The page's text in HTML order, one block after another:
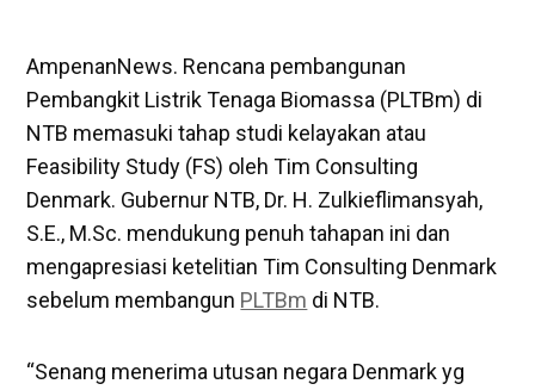
AmpenanNews. Rencana pembangunan
Pembangkit Listrik Tenaga Biomassa (PLTBm) di
NTB memasuki tahap studi kelayakan atau
Feasibility Study (FS) oleh Tim Consulting
Denmark. Gubernur NTB, Dr. H. Zulkieflimansyah,
S.E., M.Sc. mendukung penuh tahapan ini dan
mengapresiasi ketelitian Tim Consulting Denmark
sebelum membangun PLTBm di NTB.
“Senang menerima utusan negara Denmark yg